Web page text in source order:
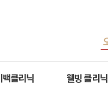
클리닉 웰빙 클리닉